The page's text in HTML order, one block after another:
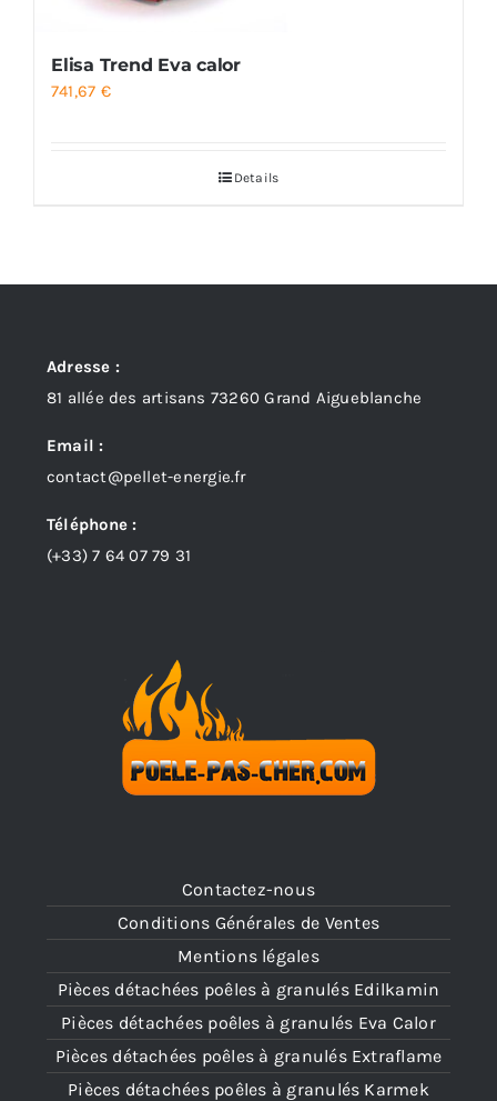
Elisa Trend Eva calor
741,67 €
Details
Contactez-nous
Conditions Générales de Ventes
Mentions légales
Pièces détachées poêles à granulés Edilkamin
Pièces détachées poêles à granulés Eva Calor
Pièces détachées poêles à granulés Extraflame
Pièces détachées poêles à granulés Karmek
Adresse :
81 allée des artisans 73260 Grand Aigueblanche
Email :
contact@pellet-energie.fr
Téléphone :
(+33)7 64 07 79 31